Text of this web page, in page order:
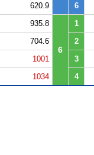
620.9 6
935.8
6
1
704.6 2
1001 3
1034 4